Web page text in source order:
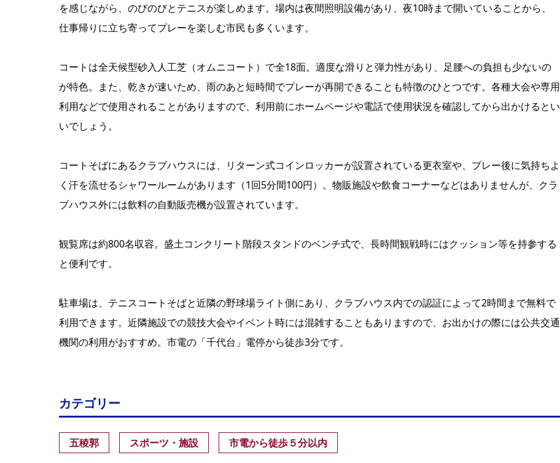
を感じながら、のびのびとテニスが楽しめます。場内は夜間照明設備があり、夜10時まで開いていることから、
仕事帰りに立ち寄ってプレーを楽しむ市民も多くいます。
コートは全天候型砂入人工芝（オムニコート）で全18面。適度な滑りと弾力性があり、足腰への負担も少ないの
が特色。また、乾きが速いため、雨のあと短時間でプレーが再開できることも特徴のひとつです。各種大会や専用
利用などで使用されることがありますので、利用前にホームページや電話で使用状況を確認してから出かけるとい
いでしょう。
コートそばにあるクラブハウスには、リターン式コインロッカーが設置されている更衣室や、プレー後に気持ちよ
く汗を流せるシャワールームがあります（1回5分間100円）。物販施設や飲食コーナーなどはありませんが、クラ
ブハウス外には飲料の自動販売機が設置されています。
観覧席は約800名収容。盛土コンクリート階段スタンドのベンチ式で、長時間観戦時にはクッション等を持参する
と便利です。
駐車場は、テニスコートそばと近隣の野球場ライト側にあり、クラブハウス内での認証によって2時間まで無料で
利用できます。近隣施設での競技大会やイベント時には混雑することもありますので、お出かけの際には公共交通
機関の利用がおすすめ。市電の「千代台」電停から徒歩3分です。
カテゴリー
五稜郭 スポーツ・施設 市電から徒歩５分以内